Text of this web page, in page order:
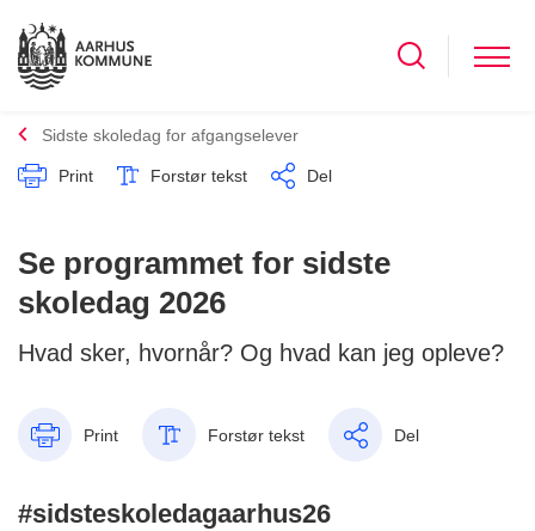
Sidste skoledag for afgangselever
Print Forstør tekst Del
Se programmet for sidste
skoledag 2026
Hvad sker, hvornår? Og hvad kan jeg opleve?
Print Forstør tekst Del
#sidsteskoledagaarhus26